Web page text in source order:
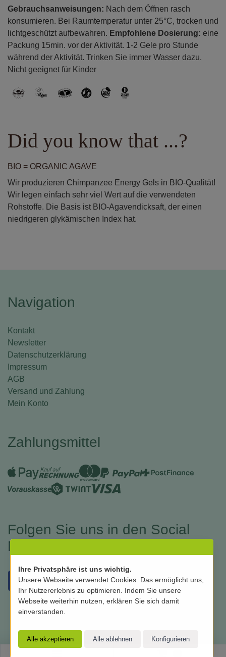
Gebrauchsanweisungen: Nach dem Öffnen rasch
konsumieren. Bei Raumtemperatur unter 25°C, trocken und
lichtgeschützt aufbewahren. Empfohlene Dosierung: eine
Packung 15min. vor der Aktivität. 1-2 Gele pro Stunde
während der Aktivität. Trinken Sie immer Wasser dazu.
Nicht geeignet für Kinder
Did you know that ...?
BIO = ORGANIC AGAVE
Wir produzieren Chimpanzee Energy Gels in BIO-Qualität!
Wir legen einfach sehr viel Wert auf die verwendeten
Rohstoffe. Die Basis ist BIO-Agavendicksaft, der einen
niedrigeren glykämischen Index hat.
Navigation
Kontakt
Newsletter
Datenschutzerklärung
Impressum
AGB
Versand und Zahlung
Mein Konto
Zahlungsmittel
Folgen Sie uns in den Social
Medias
Ihre Privatsphäre ist uns wichtig.
Unsere Webseite verwendet Cookies. Das ermöglicht uns,
Ihr Nutzererlebnis zu optimieren. Indem Sie unsere
Webseite weiterhin nutzen, erklären Sie sich damit
einverstanden.